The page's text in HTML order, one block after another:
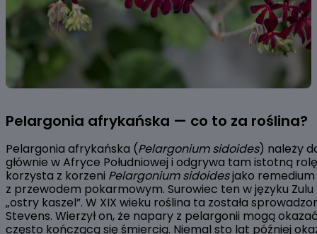
Pelargonia afrykańska — co to za roślina?
Pelargonia afrykańska (Pelargonium sidoides) należy
głównie w Afryce Południowej i odgrywa tam istotną
korzysta z korzeni Pelargonium sidoidesjako
z przewodem pokarmowym. Surowiec ten w języku
„ostry kaszel”. W XIX wieku roślina ta została
Stevens. Wierzył on, że napary z pelargonii mogą
często kończącą się śmiercią. Niemal sto lat później